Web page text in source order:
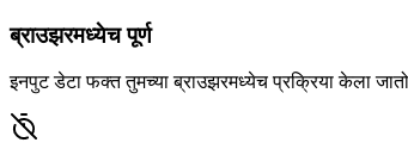
ब्राउझरमध्येच पूर्ण
इनपुट डेटा फक्त तुमच्या ब्राउझरमध्येच प्रक्रिया केला